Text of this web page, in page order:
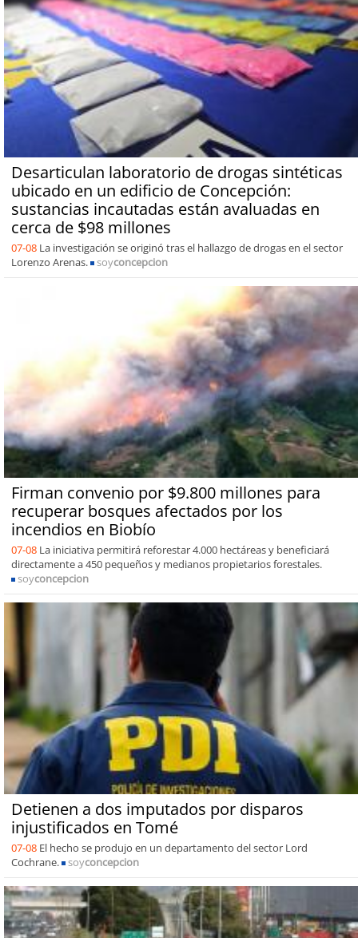
Desarticulan laboratorio de drogas sintéticas
ubicado en un edificio de Concepción:
sustancias incautadas están avaluadas en
cerca de $98 millones
07-08 La investigación se originó tras el hallazgo de drogas en el sector
Lorenzo Arenas.
soyconcepcion
Firman convenio por $9.800 millones para
recuperar bosques afectados por los
incendios en Biobío
07-08 La iniciativa permitirá reforestar 4.000 hectáreas y beneficiará
directamente a 450 pequeños y medianos propietarios forestales.
soyconcepcion
Detienen a dos imputados por disparos
injustificados en Tomé
07-08 El hecho se produjo en un departamento del sector Lord
Cochrane.
soyconcepcion